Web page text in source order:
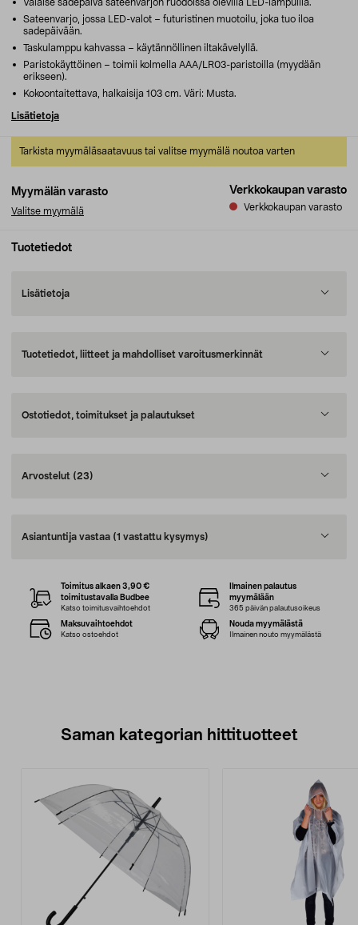
Myymälän varasto
Valitse myymälä
Verkkokaupan varasto
Verkkokaupan varasto
Tarkista myymäläsaatavuus tai valitse myymälä noutoa varten
Valaise sadepäivä sateenvarjon ruodoissa olevilla LED-lampuilla.
Sateenvarjo, jossa LED-valot – futuristinen muotoilu, joka tuo iloa
sadepäivään.
Taskulamppu kahvassa – käytännöllinen iltakävelyllä.
Paristokäyttöinen – toimii kolmella AAA/LR03-paristoilla (myydään
erikseen).
Kokoontaitettava, halkaisija 103 cm. Väri: Musta.
Lisätietoja
Tuotetiedot
Lisätietoja
Tuotetiedot, liitteet ja mahdolliset varoitusmerkinnät
Ostotiedot, toimitukset ja palautukset
Arvostelut (23)
Asiantuntija vastaa (1 vastattu kysymys)
Toimitus alkaen 3,90 €
toimitustavalla Budbee
Katso toimitusvaihtoehdot
Ilmainen palautus
myymälään
365 päivän palautusoikeus
Maksuvaihtoehdot
Katso ostoehdot
Nouda myymälästä
Ilmainen nouto myymälästä
Saman kategorian hittituotteet